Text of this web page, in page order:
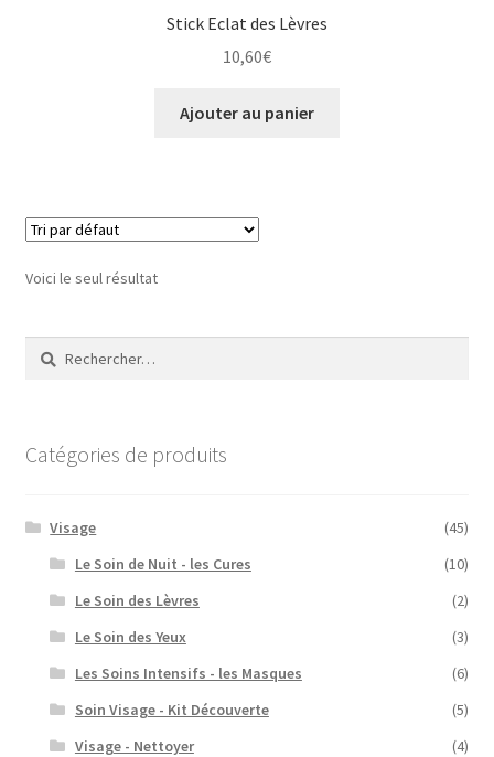
Stick Eclat des Lèvres
10,60€
Ajouter au panier
Voici le seul résultat
Rechercher :
Catégories de produits
Visage
(45)
Le Soin de Nuit - les Cures
(10)
Le Soin des Lèvres
(2)
Le Soin des Yeux
(3)
Les Soins Intensifs - les Masques
(6)
Soin Visage - Kit Découverte
(5)
Visage - Nettoyer
(4)